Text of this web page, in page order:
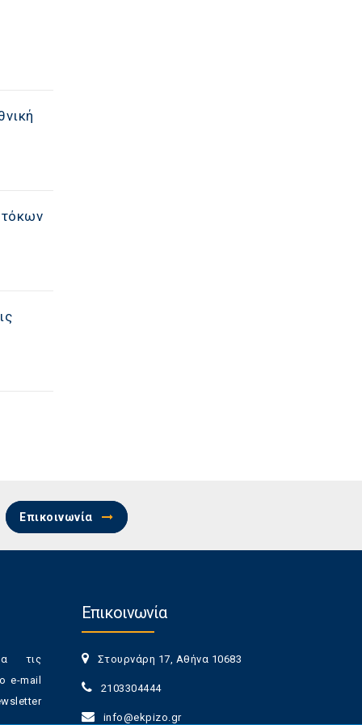
τόκων
Επικοινωνία
τις
e-mail
Επικοινωνία
Στουρνάρη 17, Αθήνα 10683
2103304444
info@ekpizo.gr